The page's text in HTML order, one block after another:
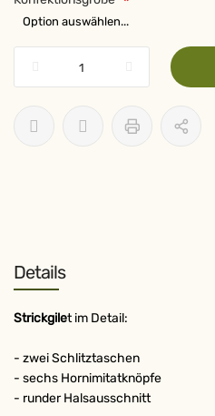
Details
Strickgilet im Detail:
- zwei Schlitztaschen
- sechs Hornimitatknöpfe
- runder Halsausschnitt